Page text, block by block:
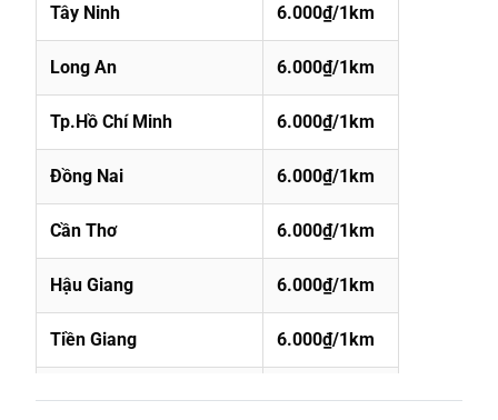
Tây Ninh 6.000₫/1km
Long An 6.000₫/1km
Tp.Hồ Chí Minh 6.000₫/1km
Đồng Nai 6.000₫/1km
Cần Thơ 6.000₫/1km
Hậu Giang 6.000₫/1km
Tiền Giang 6.000₫/1km